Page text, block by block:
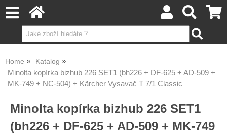
Home Katalog
Minolta kopírka bizhub 226 SET1 (bh226 + DF-625 + AD-509 +
MK-749 + NC-504) + Kärcher Vysavač T 7/1 Classic
Minolta kopírka bizhub 226 SET1
(bh226 + DF-625 + AD-509 + MK-749